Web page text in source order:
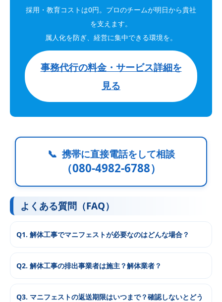
採用・教育コストは0円。プロのチームが明日から貴社
を支えます。
属人化を防ぎ、経営に集中できる環境を。
事務代行の料金・サービス詳細を
見る
📞 携帯に直接電話をして相談
（080-4982-6788）
よくある質問（FAQ）
Q1. 解体工事でマニフェストが必要なのはどんな場合？
Q2. 解体工事の排出事業者は施主？解体業者？
Q3. マニフェストの返送期限はいつまで？確認しないとどう